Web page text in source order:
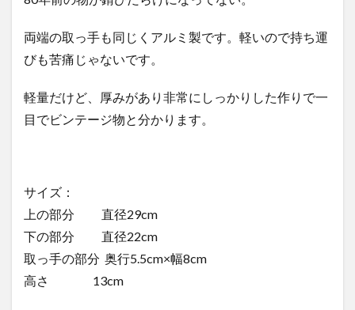
両端の取っ手も同じくアルミ製です。軽いので持ち運
びも苦痛じゃないです。
軽量だけど、厚みがあり非常にしっかりした作りで一
目でビンテージ物と分かります。
サイズ：
上の部分 直径29cm
下の部分 直径22cm
取っ手の部分 奥行5.5cm×幅8cm
高さ 13cm